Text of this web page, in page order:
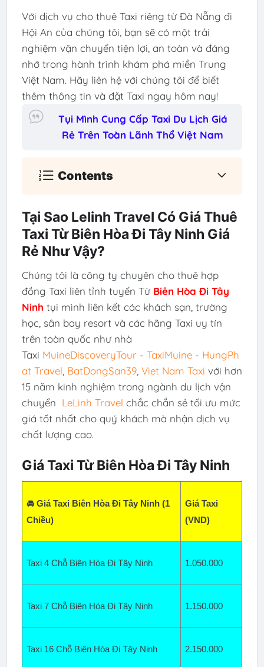
Với dịch vụ cho thuê Taxi riêng từ Đà Nẵng đi
Hội An của chúng tôi, bạn sẽ có một trải
nghiệm vận chuyển tiện lợi, an toàn và đáng
nhớ trong hành trình khám phá miền Trung
Việt Nam. Hãy liên hệ với chúng tôi để biết
thêm thông tin và đặt Taxi ngay hôm nay!
Tụi Mình Cung Cấp Taxi Du Lịch Giá
Rẻ Trên Toàn Lãnh Thổ Việt Nam
Contents
Tại Sao Lelinh Travel Có Giá Thuê
Taxi Từ Biên Hòa Đi Tây Ninh Giá
Rẻ Như Vậy?
Chúng tôi là công ty chuyên cho thuê hợp
đồng Taxi liên tỉnh tuyến Từ Biên Hòa Đi Tây
Ninh tụi mình liên kết các khách sạn, trường
học, sân bay resort và các hãng Taxi uy tín
trên toàn quốc như nhà
Taxi MuineDiscoveryTour- TaxiMuine- HungPh
at Travel, BatDongSan39, Viet Nam Taxi với hơn
15 năm kinh nghiệm trong ngành du lịch vận
chuyển LeLinh Travel chắc chắn sẻ tối ưu mức
giá tốt nhất cho quý khách mà nhận dịch vụ
chất lượng cao.
Giá Taxi Từ Biên Hòa Đi Tây Ninh
🚘 Giá Taxi Biên Hòa Đi Tây Ninh (1
Chiều)
Giá Taxi
(VND)
Taxi 4 Chỗ Biên Hòa Đi Tây Ninh 1.050.000
Taxi 7 Chỗ Biên Hòa Đi Tây Ninh 1.150.000
Taxi 16 Chỗ Biên Hòa Đi Tây Ninh 2.150.000